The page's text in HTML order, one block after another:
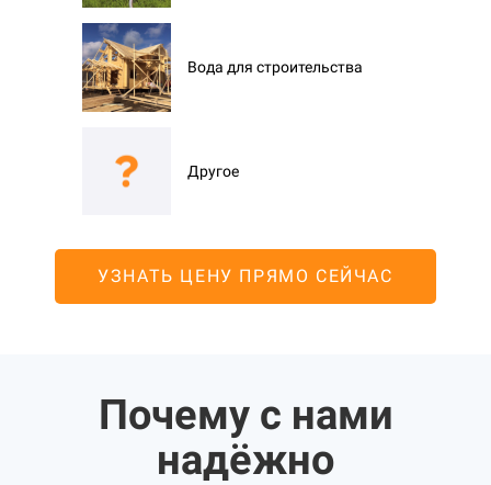
Вода для строительства
Другое
УЗНАТЬ ЦЕНУ ПРЯМО СЕЙЧАС
Почему с нами
надёжно